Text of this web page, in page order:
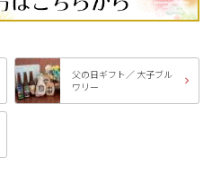
父の日ギフト／ 大子ブル
ワリー